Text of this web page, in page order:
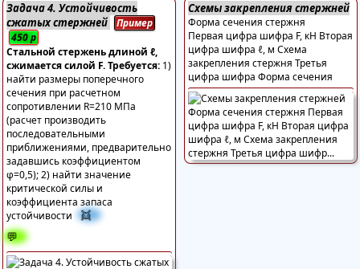
Задача 4. Устойчивость
сжатых стержней
Пример
450р
Стальной стержень длиной ℓ,
сжимается силой F. Требуется: 1)
найти размеры поперечного
сечения при расчетном
сопротивлении R=210 МПа
(расчет производить
последовательными
приближениями, предварительно
задавшись коэффициентом
φ=0,5); 2) найти значение
критической силы и
коэффициента запаса
устойчивости
👯
💬
Схемы закрепления стержней
Форма сечения стержня
Первая цифра шифра F, кН Вторая
цифра шифра ℓ, м Схема
закрепления стержня Третья
цифра шифра Форма сечения